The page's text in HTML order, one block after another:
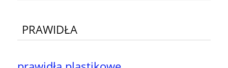
PRAWIDŁA